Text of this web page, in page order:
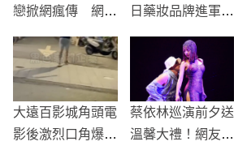
戀掀網瘋傳 網友
合照被挖「時空旅
人留言」萬人朝聖
日藥妝品牌進軍信
強化體驗
大遠百影城角頭電
影後激烈口角爆發
蔡依林巡演前夕送
溫馨大禮！網友換